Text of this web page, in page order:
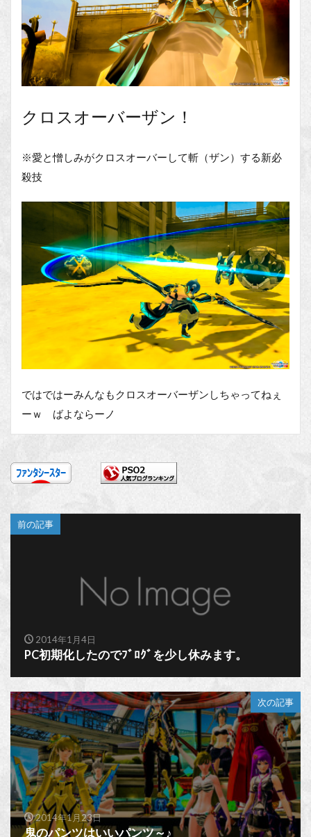
クロスオーバーザン！
※愛と憎しみがクロスオーバーして斬（ザン）する新必
殺技
ではではーみんなもクロスオーバーザンしちゃってねぇ
ーｗ ばよならーノ
前の記事
2014年1月4日
PC初期化したのでﾌﾞﾛｸﾞを少し休みます。
次の記事
2014年1月23日
鬼のパンツはいいパンツ～♪